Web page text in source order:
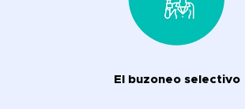
El buzoneo selectivo